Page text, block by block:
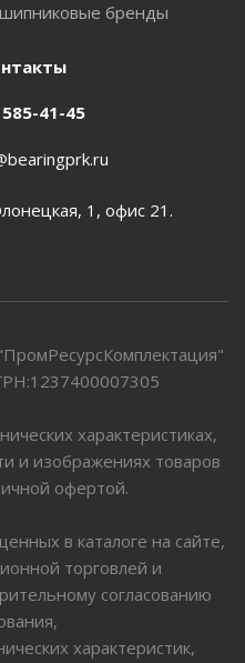
бренды
41-45
1, офис 21.
характеристиках,
и изображениях товаров
офертой.
в каталоге на сайте,
торговлей и
согласованию
характеристик,